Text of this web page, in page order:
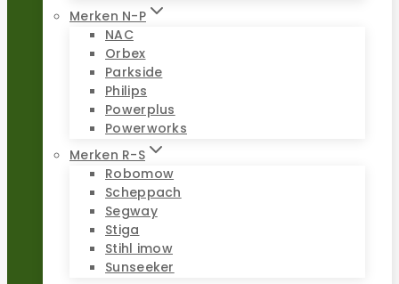
Merken N-P
NAC
Orbex
Parkside
Philips
Powerplus
Powerworks
Merken R-S
Robomow
Scheppach
Segway
Stiga
Stihl imow
Sunseeker